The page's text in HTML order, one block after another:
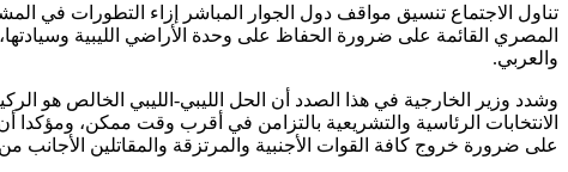
تناول الاجتماع تنسيق مواقف دول الجوار المباشر إزاء التطورات في
المصري القائمة على ضرورة الحفاظ على وحدة الأراضي الليبية
والعربي.
وشدد وزير الخارجية في هذا الصدد أن الحل الليبي-الليبي الخالص هو
الانتخابات الرئاسية والتشريعية بالتزامن في أقرب وقت ممكن، ومؤكدا
على ضرورة خروج كافة القوات الأجنبية والمرتزقة والمقاتلين الأجانب